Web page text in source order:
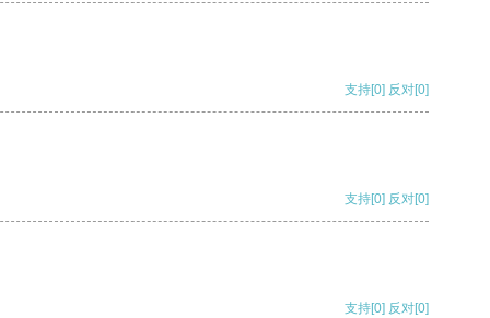
支持[0] 反对[0]
支持[0] 反对[0]
支持[0] 反对[0]